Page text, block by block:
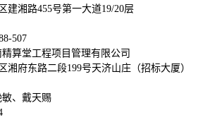
建湘路455号第一大道19/20层
507
算堂工程项目管理有限公司
湘府东路二段199号天济山庄（招标大厦）
、戴天赐